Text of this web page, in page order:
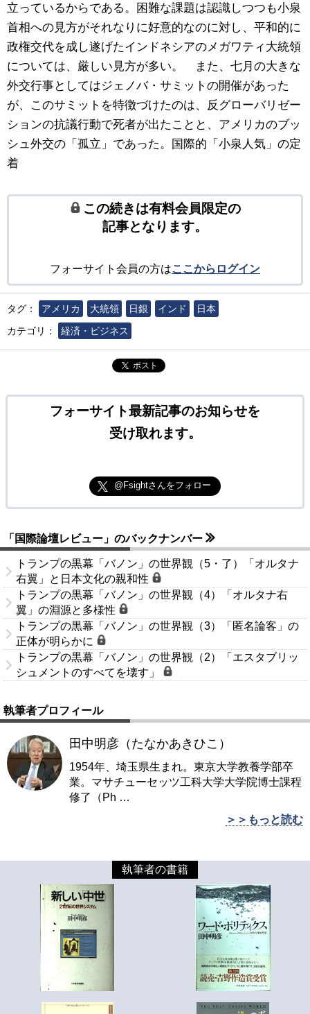
立っているからである。困難な課題は認識しつつも小泉
首相への見方がそれなりに好意的なのに対し、平和的に
政権交代を成し遂げたインドネシアのメガワティ大統領
については、厳しい見方が多い。 また、七月の大きな
外交行事としてはジェノバ・サミットの開催があった
が、このサミットを特徴づけたのは、反グローバリゼー
ションの抗議行動で死者が出たことと、アメリカのブッ
シュ外交の「孤立」であった。国際的「小泉人気」の定
着
この続きは有料会員限定の
記事となります。
フォーサイト会員の方はここからログイン
タグ： アメリカ 大統領 日銀 インド
日本
カテゴリ：
経済・ビジネス
ポスト
フォーサイト最新記事のお知らせを
受け取れます。
@Fsightさんをフォロー
「国際論壇レビュー」のバックナンバー
トランプの黒幕「バノン」の世界観（5・了）「オルタナ
右翼」と日本文化の親和性
トランプの黒幕「バノン」の世界観（4）「オルタナ右
翼」の淵源と多様性
トランプの黒幕「バノン」の世界観（3）「匿名論客」の
正体が明らかに
トランプの黒幕「バノン」の世界観（2）「エスタブリッ
シュメントのすべてを壊す」
執筆者プロフィール
田中明彦（たなかあきひこ）
1954年、埼玉県生まれ。東京大学教養学部卒
業。マサチューセッツ工科大学大学院博士課程
修了（Ph …
＞＞もっと読む
執筆者の書籍